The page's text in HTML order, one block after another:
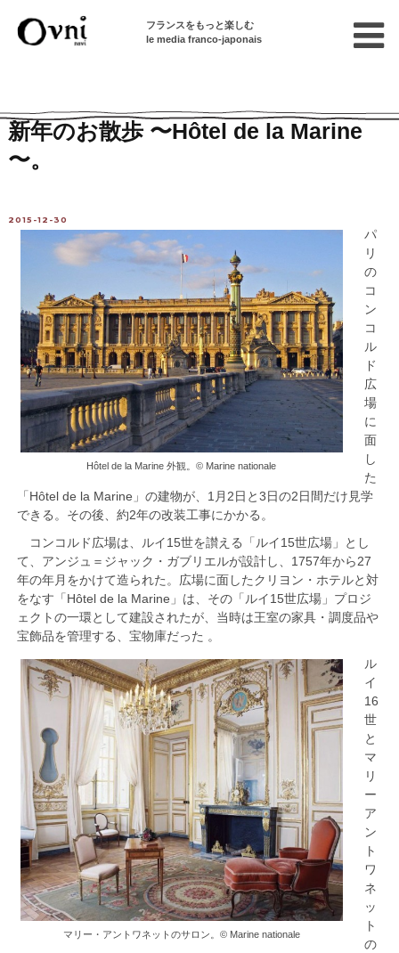
フランスをもっと楽しむ
le media franco-japonais
新年のお散歩 〜Hôtel de la Marine
〜。
2015-12-30
Hôtel de la Marine 外観。© Marine nationale
パ
リ
の
コ
ン
コ
ル
ド
広
場
に
面
し
た
「Hôtel de la Marine」の建物が、1月2日と3日の2日間だけ見学
できる。その後、約2年の改装工事にかかる。
コンコルド広場は、ルイ15世を讃える「ルイ15世広場」とし
て、アンジュ＝ジャック・ガブリエルが設計し、1757年から27
年の年月をかけて造られた。広場に面したクリヨン・ホテルと対
をなす「Hôtel de la Marine」は、その「ルイ15世広場」プロジ
ェクトの一環として建設されたが、当時は王室の家具・調度品や
宝飾品を管理する、宝物庫だった 。
マリー・アントワネットのサロン。© Marine nationale
ル
イ
16
世
と
マ
リ
ー
ア
ン
ト
ワ
ネ
ッ
ト
の